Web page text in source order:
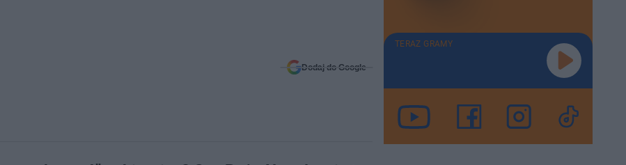
Dodaj do Google
TERAZ GRAMY